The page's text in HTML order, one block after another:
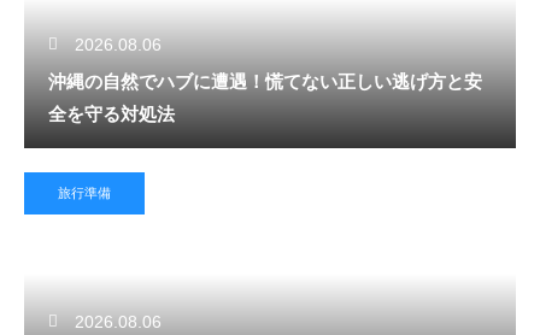
2026.08.06
沖縄の自然でハブに遭遇！慌てない正しい逃げ方と安
全を守る対処法
旅行準備
2026.08.06